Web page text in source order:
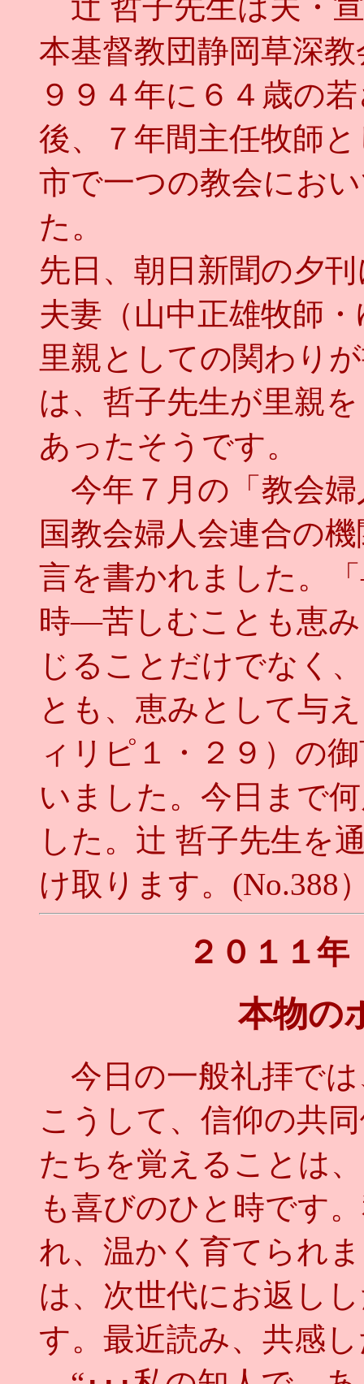
本基督教団静岡草深
９９４年に６４歳の
後、７年間主任牧師
市で一つの教会にお
た。
先日、朝日新聞の夕
夫妻（山中正雄牧師
里親としての関わり
は、哲子先生が里親
あったそうです。
今年７月の「教会婦
国教会婦人会連合の
言を書かれました。
時―苦しむことも恵
じることだけでなく
とも、恵みとして与
ィリピ１・２９）の
いました。今日まで
した。辻 哲子先生を
け取ります。(No.388
２０１１
本物の
今日の一般礼拝では
こうして、信仰の共
たちを覚えることは
も喜びのひと時です
れ、温かく育てられ
は、次世代にお返し
す。最近読み、共感